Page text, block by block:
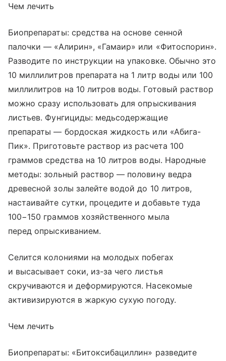
Чем лечить
Биопрепараты: средства на основе сенной
палочки — «Алирин», «Гамаир» или «Фитоспорин».
Разводите по инструкции на упаковке. Обычно это
10 миллилитров препарата на 1 литр воды или 100
миллилитров на 10 литров воды. Готовый раствор
можно сразу использовать для опрыскивания
листьев. Фунгициды: медьсодержащие
препараты — бордоская жидкость или «Абига-
Пик». Приготовьте раствор из расчета 100
граммов средства на 10 литров воды. Народные
методы: зольный раствор — половину ведра
древесной золы залейте водой до 10 литров,
настаивайте сутки, процедите и добавьте туда
100−150 граммов хозяйственного мыла
перед опрыскиванием.
Селится колониями на молодых побегах
и высасывает соки, из-за чего листья
скручиваются и деформируются. Насекомые
активизируются в жаркую сухую погоду.
Чем лечить
Биопрепараты: «Битоксибациллин» разведите